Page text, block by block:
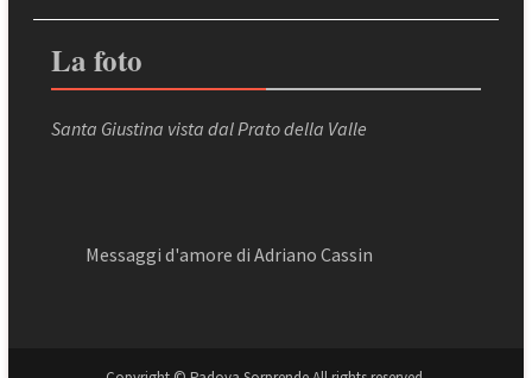
La foto
Santa Giustina vista dal Prato della Valle
Messaggi d'amore di Adriano Cassin